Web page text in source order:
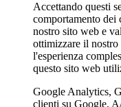
Accettando questi
comportamento dei
nostro sito web e
ottimizzare il
l'esperienza
questo sito web
Google Analytics,
clienti su Google,